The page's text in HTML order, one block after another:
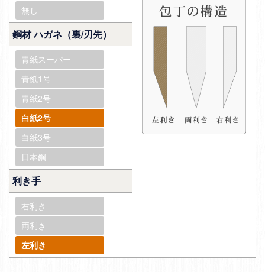
無し
鋼材 ハガネ（裏/刃先）
青紙スーパー
青紙1号
青紙2号
白紙2号
白紙3号
日本鋼
利き手
右利き
両利き
左利き